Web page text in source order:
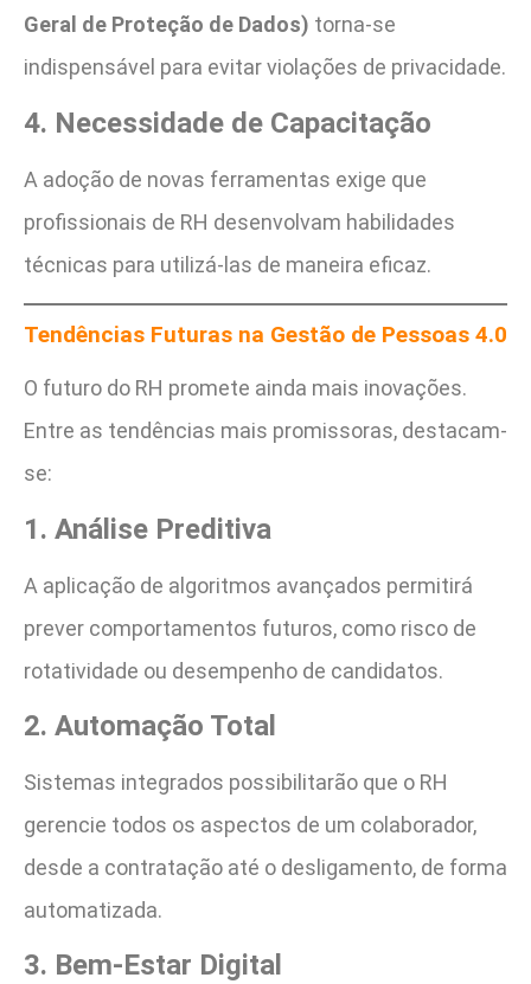
Geral de Proteção de Dados) torna-se
indispensável para evitar violações de privacidade.
4. Necessidade de Capacitação
A adoção de novas ferramentas exige que
profissionais de RH desenvolvam habilidades
técnicas para utilizá-las de maneira eficaz.
Tendências Futuras na Gestão de Pessoas 4.0
O futuro do RH promete ainda mais inovações.
Entre as tendências mais promissoras, destacam-
se:
1. Análise Preditiva
A aplicação de algoritmos avançados permitirá
prever comportamentos futuros, como risco de
rotatividade ou desempenho de candidatos.
2. Automação Total
Sistemas integrados possibilitarão que o RH
gerencie todos os aspectos de um colaborador,
desde a contratação até o desligamento, de forma
automatizada.
3. Bem-Estar Digital